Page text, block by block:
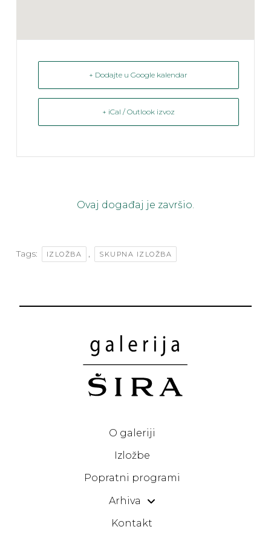
+ Dodajte u Google kalendar
+ iCal / Outlook izvoz
Ovaj događaj je završio.
Tags: IZLOŽBA , SKUPNA IZLOŽBA
O galeriji
Izložbe
Popratni programi
Arhiva
Kontakt